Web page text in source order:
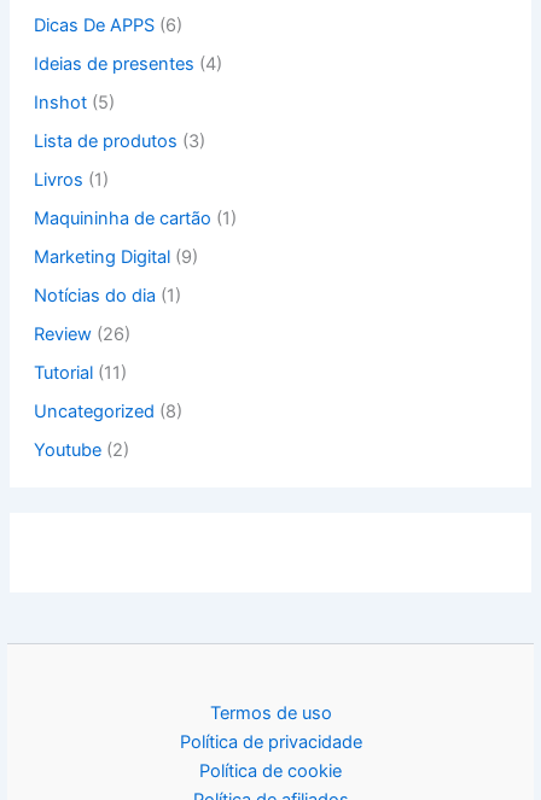
Dicas De APPS(6)
Ideias de presentes (4)
Inshot(5)
Lista de produtos (3)
Livros (1)
Maquininha de cartão (1)
Marketing Digital(9)
Notícias do dia (1)
Review(26)
Tutorial(11)
Uncategorized (8)
Youtube(2)
Termos de uso
Política de privacidade
Política de cookie